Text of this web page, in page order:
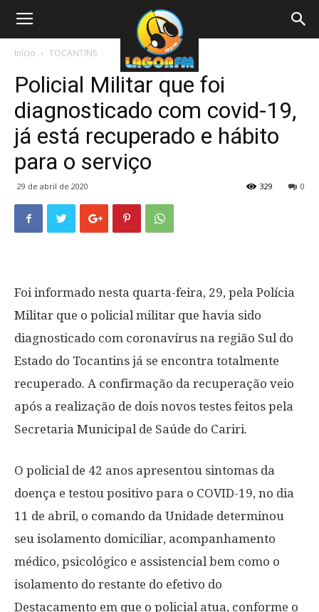
Início TOCANTINS
Policial Militar que foi
diagnosticado com covid-19,
já está recuperado e hábito
para o serviço
29 de abril de 2020 0
329
Foi informado nesta quarta-feira, 29, pela Polícia
Militar que o policial militar que havia sido
diagnosticado com coronavírus na região Sul do
Estado do Tocantins já se encontra totalmente
recuperado. A confirmação da recuperação veio
após a realização de dois novos testes feitos pela
Secretaria Municipal de Saúde do Cariri.
O policial de 42 anos apresentou sintomas da
doença e testou positivo para o COVID-19, no dia
11 de abril, o comando da Unidade determinou
seu isolamento domiciliar, acompanhamento
médico, psicológico e assistencial bem como o
isolamento do restante do efetivo do
Destacamento em que o policial atua, conforme o